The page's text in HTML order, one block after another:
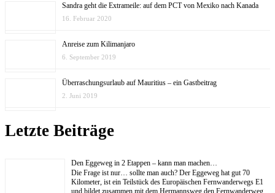
Sandra geht die Extrameile: auf dem PCT von Mexiko nach Kanada
16. Februar 2020
Anreise zum Kilimanjaro
6. September 2019
Überraschungsurlaub auf Mauritius – ein Gastbeitrag
2. Juni 2019
Letzte Beiträge
Den Eggeweg in 2 Etappen – kann man machen…
Die Frage ist nur… sollte man auch? Der Eggeweg hat gut 70
Kilometer, ist ein Teilstück des Europäischen Fernwanderwegs E1
und bildet zusammen mit dem Hermannsweg den Fernwanderweg